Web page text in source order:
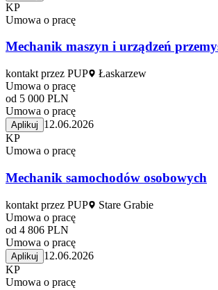
KP
Umowa o pracę
Mechanik maszyn i urządzeń
kontakt przez PUP
Łaskarzew
Umowa o pracę
od 5 000 PLN
Umowa o pracę
Aplikuj
12.06.2026
KP
Umowa o pracę
Mechanik samochodów osobowych
kontakt przez PUP
Stare Grabie
Umowa o pracę
od 4 806 PLN
Umowa o pracę
Aplikuj
12.06.2026
KP
Umowa o pracę